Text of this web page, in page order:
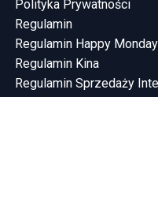
Polityka Prywatności
Regulamin
Regulamin Happy Monday
Regulamin Kina
Regulamin Sprzedaży